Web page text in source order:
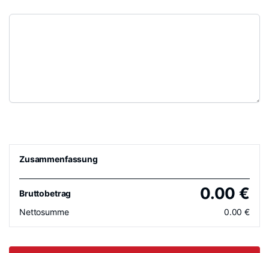
Zusammenfassung
Bruttobetrag 0.00 €
Nettosumme 0.00 €